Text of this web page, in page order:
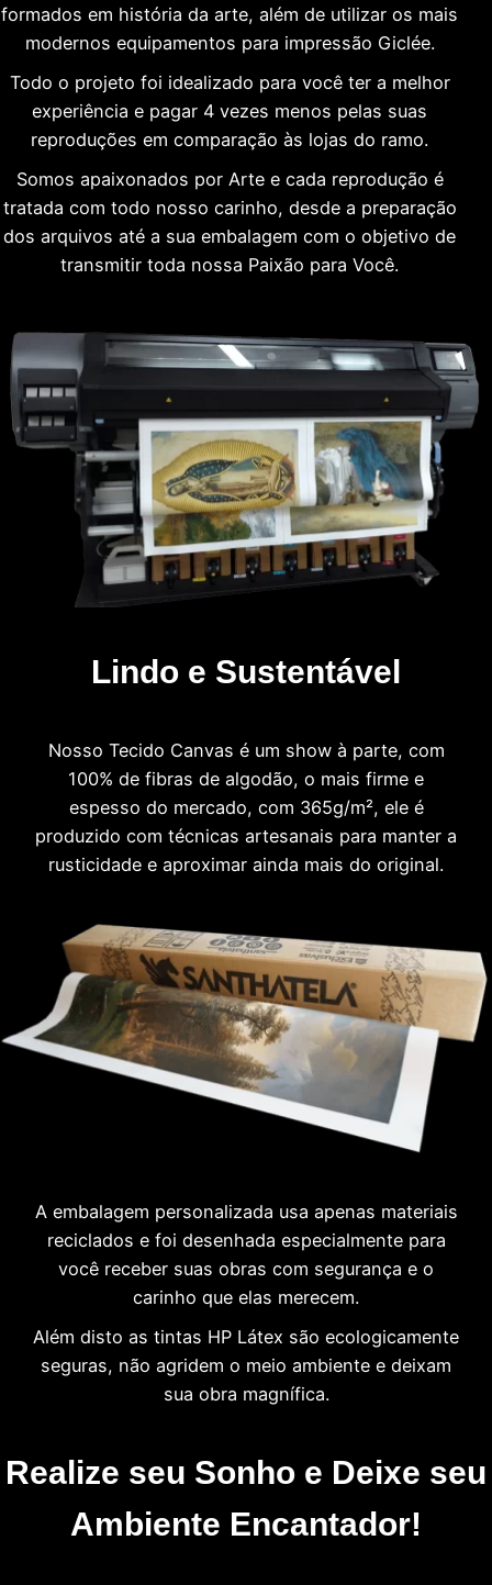
formados em história da arte, além de utilizar os mais
modernos equipamentos para impressão Giclée.
Todo o projeto foi idealizado para você ter a melhor
experiência e pagar 4 vezes menos pelas suas
reproduções em comparação às lojas do ramo.
Somos apaixonados por Arte e cada reprodução é
tratada com todo nosso carinho, desde a preparação
dos arquivos até a sua embalagem com o objetivo de
transmitir toda nossa Paixão para Você.
Lindo e Sustentável
Nosso Tecido Canvas é um show à parte, com
100% de fibras de algodão, o mais firme e
espesso do mercado, com 365g/m², ele é
produzido com técnicas artesanais para manter a
rusticidade e aproximar ainda mais do original.
A embalagem personalizada usa apenas materiais
reciclados e foi desenhada especialmente para
você receber suas obras com segurança e o
carinho que elas merecem.
Além disto as tintas HP Látex são ecologicamente
seguras, não agridem o meio ambiente e deixam
sua obra magnífica.
Realize seu Sonho e Deixe seu
Ambiente Encantador!